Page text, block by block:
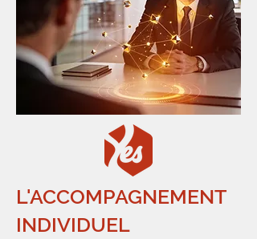
L'ACCOMPAGNEMENT
INDIVIDUEL